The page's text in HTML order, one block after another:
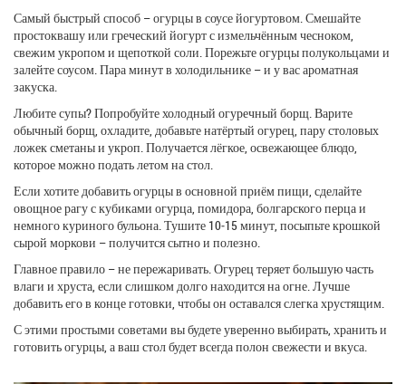
Самый быстрый способ – огурцы в соусе йогуртовом. Смешайте
простоквашу или греческий йогурт с измельчённым чесноком,
свежим укропом и щепоткой соли. Порежьте огурцы полукольцами и
залейте соусом. Пара минут в холодильнике – и у вас ароматная
закуска.
Любите супы? Попробуйте холодный огуречный борщ. Варите
обычный борщ, охладите, добавьте натёртый огурец, пару столовых
ложек сметаны и укроп. Получается лёгкое, освежающее блюдо,
которое можно подать летом на стол.
Если хотите добавить огурцы в основной приём пищи, сделайте
овощное рагу с кубиками огурца, помидора, болгарского перца и
немного куриного бульона. Тушите 10‑15 минут, посыпьте крошкой
сырой моркови – получится сытно и полезно.
Главное правило – не пережаривать. Огурец теряет большую часть
влаги и хруста, если слишком долго находится на огне. Лучше
добавить его в конце готовки, чтобы он оставался слегка хрустящим.
С этими простыми советами вы будете уверенно выбирать, хранить и
готовить огурцы, а ваш стол будет всегда полон свежести и вкуса.